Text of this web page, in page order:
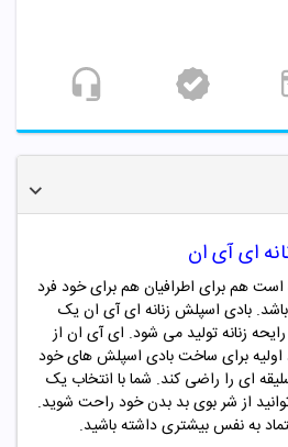
ای آی ان
هم برای اطرافیان هم برای خود فرد
بادی اسپلش زنانه ای آی ان یک
محصول ایرانی بوده که در 6 رایحه زنانه تولید می شود. ای آی ان از
اولیه برای ساخت بادی اسپلش های خود
ای را راضی کند. شما با انتخاب یک
از شر بوی بد بدن خود راحت شوید.
به نفس بیشتری داشته باشید.